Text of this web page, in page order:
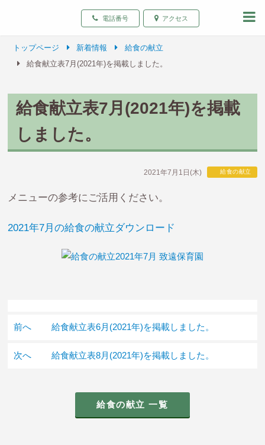
致遠保育園 青森県弘
電話番号 アクセス
トップページ 新着情報
給食の献立
給食献立表7月(2021年)を掲載しました。
給食献立表7月(2021年)を掲載
しました。
2021年7月1日(木) 給食の献立
メニューの参考にご活用ください。
2021年7月の給食の献立ダウンロード
前へ 給食献立表6月(2021年)を掲載しました。
次へ 給食献立表8月(2021年)を掲載しました。
給食の献立 一覧